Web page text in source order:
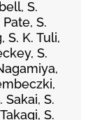
S.
S.
S. K. Tuli,
S.
Sakai, S.
S.